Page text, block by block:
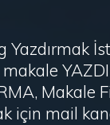
Yazdırmak
Makale
için mail